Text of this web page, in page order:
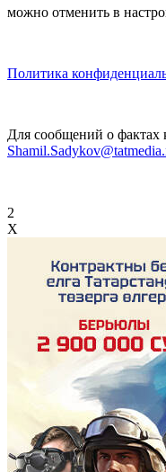
можно отменить в
Политика
Для сообщений о фактах
2
X